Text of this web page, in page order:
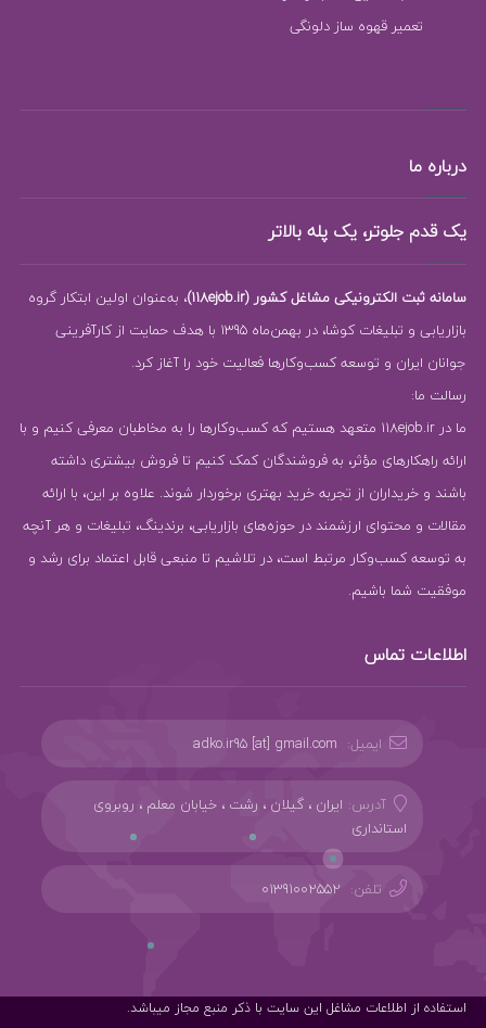
تعمیر قهوه ساز دلونگی
درباره ما
یک قدم جلوتر، یک پله بالاتر
سامانه ثبت الکترونیکی مشاغل کشور (118ejob.ir)
، به‌عنوان اولین ابتکار گروه
بازاریابی و تبلیغات کوشا، در بهمن‌ماه 1395 با هدف حمایت از کارآفرینی
جوانان ایران و توسعه کسب‌وکارها فعالیت خود را آغاز کرد.
رسالت ما:
ما در 118ejob.ir متعهد هستیم که کسب‌وکارها را به مخاطبان معرفی کنیم و با
ارائه راهکارهای مؤثر، به فروشندگان کمک کنیم تا فروش بیشتری داشته
باشند و خریداران از تجربه خرید بهتری برخوردار شوند. علاوه بر این، با ارائه
مقالات و محتوای ارزشمند در حوزه‌های بازاریابی، برندینگ، تبلیغات و هر آنچه
به توسعه کسب‌وکار مرتبط است، در تلاشیم تا منبعی قابل اعتماد برای رشد و
موفقیت شما باشیم.
اطلاعات تماس
ایمیل: adko.ir95 [at] gmail.com
آدرس: ایران ، گیلان ، رشت ، خیابان معلم ، روبروی
استانداری
تلفن: 01391002552
استفاده از اطلاعات مشاغل این سایت با ذکر منبع مجاز میباشد.